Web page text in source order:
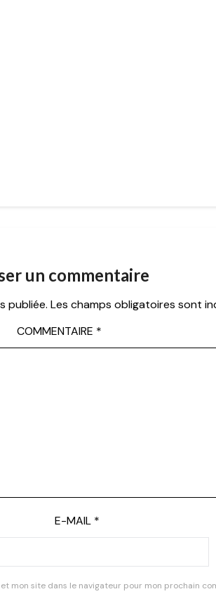
un commentaire
publiée. Les champs obligatoires sont
COMMENTAIRE *
E-MAIL *
mon site dans le navigateur pour mon prochain